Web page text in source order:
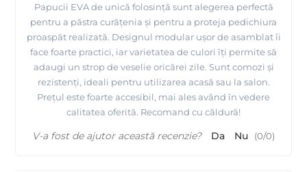
Papucii EVA de unică folosință sunt alegerea perfectă
pentru a păstra curățenia și pentru a proteja pedichiura
proaspăt realizată. Designul modular ușor de asamblat îi
face foarte practici, iar varietatea de culori îți permite să
adaugi un strop de veselie oricărei zile. Sunt comozi și
rezistenți, ideali pentru utilizarea acasă sau la salon.
Prețul este foarte accesibil, mai ales având în vedere
calitatea oferită. Recomand cu căldură!
V-a fost de ajutor această recenzie? Da Nu (0/0)